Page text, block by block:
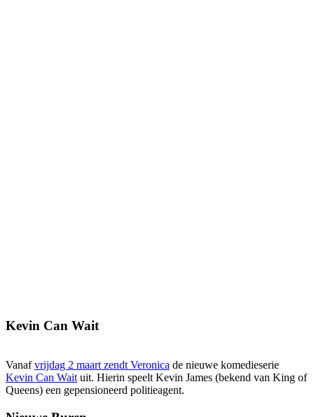
Kevin Can Wait
Vanafvrijdag 2 maart zendt Veronica de nieuwe komedieserie
Kevin Can Wait uit. Hierin speelt Kevin James (bekend van King of
Queens) een gepensioneerd politieagent.